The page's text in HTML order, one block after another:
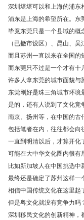
深圳堪堪可以和上海的浦东
浦东是上海的希望所在。东
毕竟东莞只是一个县域的概
（已撤市设区）、昆山、吴
而且苏州一直以来在全国的
而东莞只不过是一个才有十
许多人拿东莞的城市面貌与
东莞刚好是珠三角城市环境
是的，还有人说到了文化竞
南京、扬州等，在中国的古
包括笔者在内，往往都会向
一直到明清以后，才算开化
可能在大中华文化圈内很有
比如新加坡人在中国挑选中
最终还是确定了苏州这样一
相信中国传统文化在这里起
但是粤文化就没有竞争力吗
深圳移民文化的创新精神，